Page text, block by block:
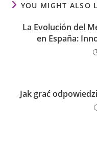
YOU MIGHT ALSO
La Evolución del
en España:
Jak grać